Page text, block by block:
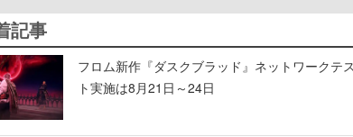
記事
フロム新作『ダスクブラッド』ネットワークテ
ト実施は8月21日～24日